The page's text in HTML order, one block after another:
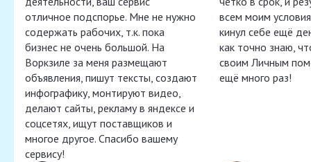
отличное подспорье. Мне не нужно
содержать рабочих, т.к. пока
бизнес не очень большой. На
Воркзиле за меня размещают
объявления, пишут тексты, создают
инфографику, монтируют видео,
делают сайты, рекламу в яндексе и
соцсетях, ищут поставщиков и
многое другое. Спасибо вашему
сервису!
всем моим
кинул себе ещё
как точно знаю,
своим Личным
ещё много раз!